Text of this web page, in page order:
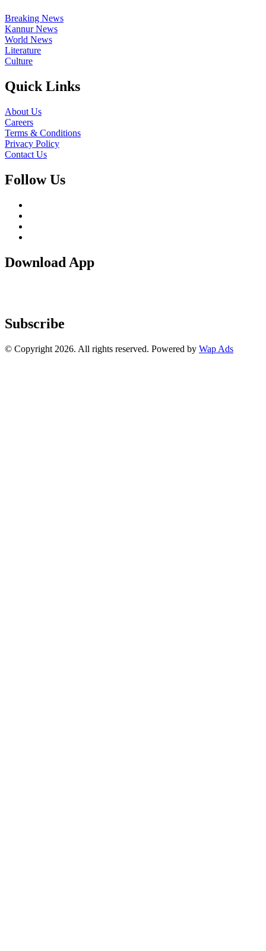
Breaking News
Kannur News
World News
Literature
Culture
Quick Links
About Us
Careers
Terms & Conditions
Privacy Policy
Contact Us
Follow Us
Download App
Subscribe
© Copyright 2026. All rights reserved. Powered by Wap Ads